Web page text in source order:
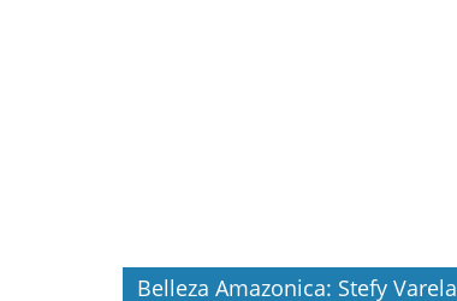
Belleza Amazonica: Stefy Varela